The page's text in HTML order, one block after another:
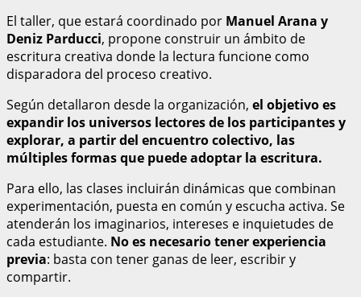
El taller, que estará coordinado por Manuel Arana y
Deniz Parducci, propone construir un ámbito de
escritura creativa donde la lectura funcione como
disparadora del proceso creativo.
Según detallaron desde la organización, el objetivo es
expandir los universos lectores de los participantes y
explorar, a partir del encuentro colectivo, las
múltiples formas que puede adoptar la escritura.
Para ello, las clases incluirán dinámicas que combinan
experimentación, puesta en común y escucha activa. Se
atenderán los imaginarios, intereses e inquietudes de
cada estudiante. No es necesario tener experiencia
previa: basta con tener ganas de leer, escribir y
compartir.